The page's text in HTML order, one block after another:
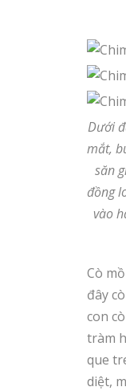
Dưới
mắt,
săn
đồng
vào
Cò
đây
con
tràm
que
diệt,